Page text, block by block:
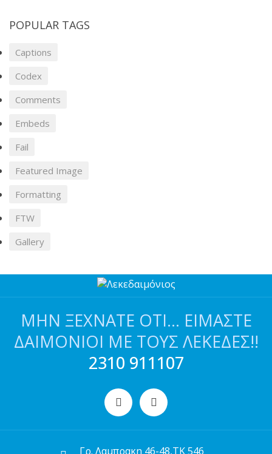
POPULAR TAGS
Captions
Codex
Comments
Embeds
Fail
Featured Image
Formatting
FTW
Gallery
ΜΗΝ ΞΕΧΝΆΤΕ ΌΤΙ… ΕΊΜΑΣΤΕ
ΔΑΙΜΌΝΙΟΙ ΜΕ ΤΟΥΣ ΛΕΚΈΔΕΣ!!
2310 911107
Γρ. Λαμπρακη 46-48,ΤΚ 546